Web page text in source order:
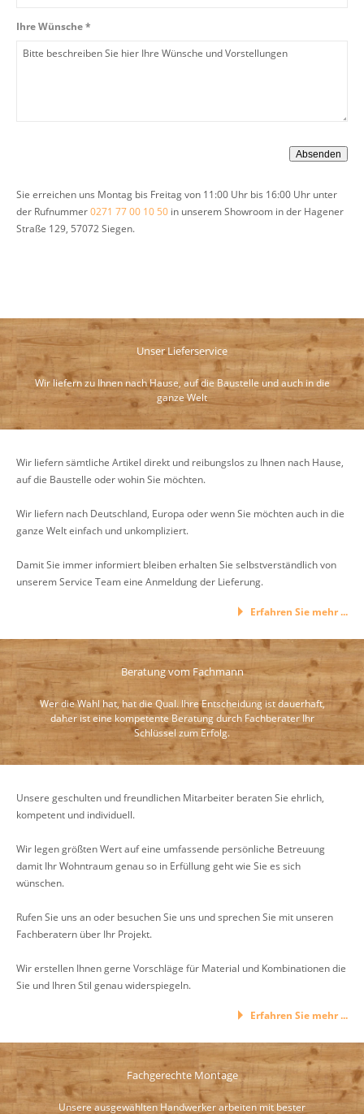
Ihre Wünsche *
Sie erreichen uns Montag bis Freitag von 11:00 Uhr bis 16:00 Uhr unter
der Rufnummer0271 77 00 10 50 in unserem Showroom in der Hagener
Straße 129, 57072 Siegen.
Unser Lieferservice
Wir liefern zu Ihnen nach Hause, auf die Baustelle und auch in die
ganze Welt
Wir liefern sämtliche Artikel direkt und reibungslos zu Ihnen nach Hause,
auf die Baustelle oder wohin Sie möchten.
Wir liefern nach Deutschland, Europa oder wenn Sie möchten auch in die
ganze Welt einfach und unkompliziert.
Damit Sie immer informiert bleiben erhalten Sie selbstverständlich von
unserem Service Team eine Anmeldung der Lieferung.
Erfahren Sie mehr ...
Beratung vom Fachmann
Wer die Wahl hat, hat die Qual. Ihre Entscheidung ist dauerhaft,
daher ist eine kompetente Beratung durch Fachberater Ihr
Schlüssel zum Erfolg.
Unsere geschulten und freundlichen Mitarbeiter beraten Sie ehrlich,
kompetent und individuell.
Wir legen größten Wert auf eine umfassende persönliche Betreuung
damit Ihr Wohntraum genau so in Erfüllung geht wie Sie es sich
wünschen.
Rufen Sie uns an oder besuchen Sie uns und sprechen Sie mit unseren
Fachberatern über Ihr Projekt.
Wir erstellen Ihnen gerne Vorschläge für Material und Kombinationen die
Sie und Ihren Stil genau widerspiegeln.
Erfahren Sie mehr ...
Fachgerechte Montage
Unsere ausgewählten Handwerker arbeiten mit bester